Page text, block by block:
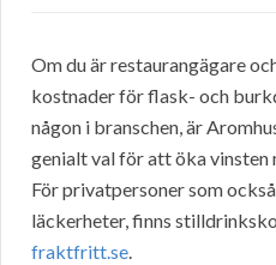
Om du är restaurangägare
kostnader för flask- och
någon i branschen, är
genialt val för att öka vinsten
För privatpersoner som
läckerheter, finns
fraktfritt.se.